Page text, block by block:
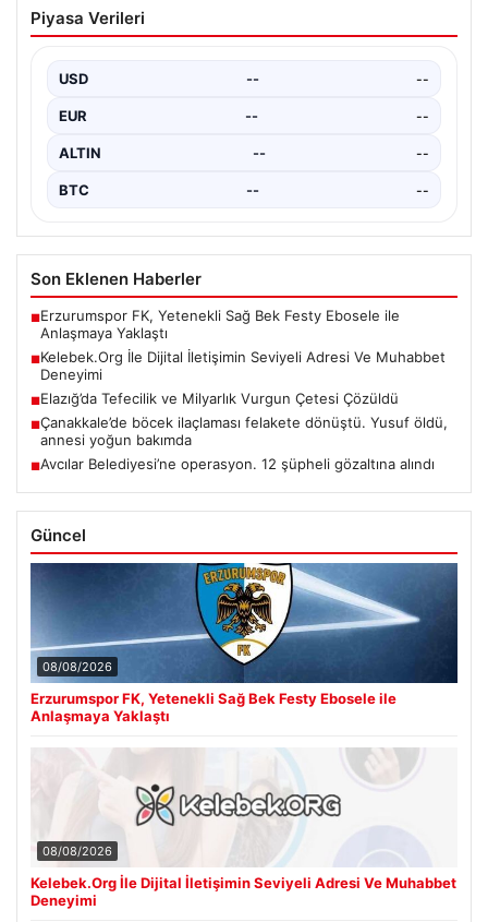
şüpheli gözaltına alındı
Piyasa Verileri
USD -- --
EUR -- --
ALTIN -- --
BTC -- --
Son Eklenen Haberler
■Erzurumspor FK, Yetenekli Sağ Bek Festy Ebosele ile
Anlaşmaya Yaklaştı
■Kelebek.Org İle Dijital İletişimin Seviyeli Adresi Ve Muhabbet
Deneyimi
■Elazığ’da Tefecilik ve Milyarlık Vurgun Çetesi Çözüldü
■Çanakkale’de böcek ilaçlaması felakete dönüştü. Yusuf öldü,
annesi yoğun bakımda
■Avcılar Belediyesi’ne operasyon. 12 şüpheli gözaltına alındı
Güncel
08/08/2026
Erzurumspor FK, Yetenekli Sağ Bek Festy Ebosele ile
Anlaşmaya Yaklaştı
08/08/2026
Kelebek.Org İle Dijital İletişimin Seviyeli Adresi Ve Muhabbet
Deneyimi